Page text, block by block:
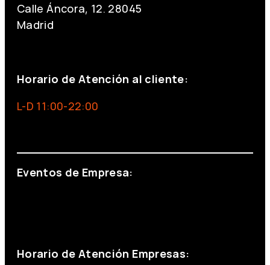
Calle Áncora, 12. 28045
Madrid
Horario de Atención al cliente:
L-D 11:00-22:00
Eventos de Empresa:
Horario de Atención Empresas: